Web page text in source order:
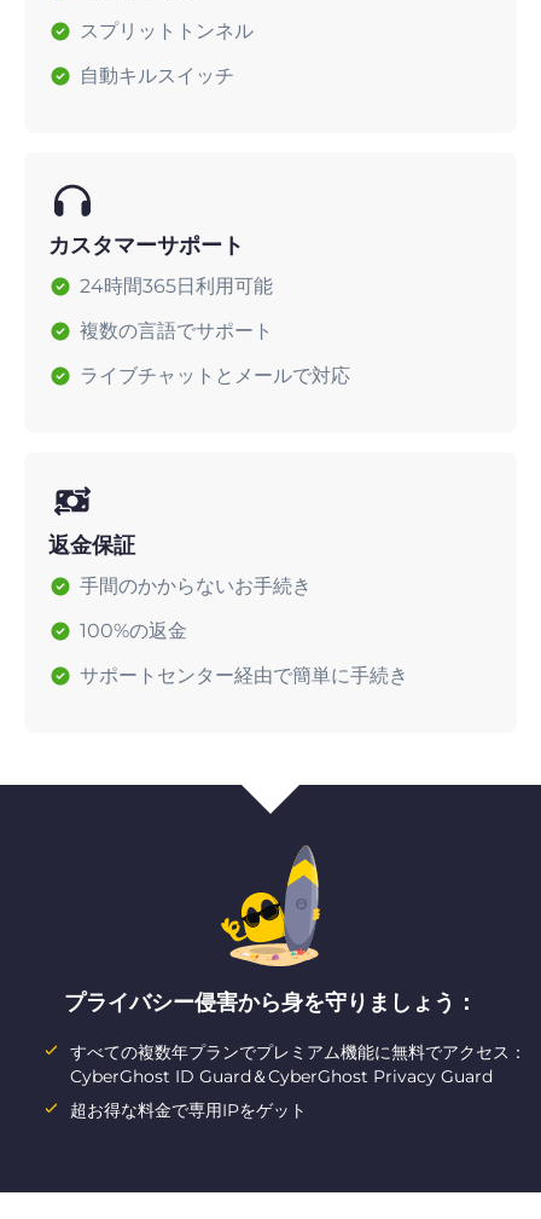
スプリットトンネル
自動キルスイッチ
カスタマーサポート
24時間365日利用可能
複数の言語でサポート
ライブチャットとメールで対応
返金保証
手間のかからないお手続き
100%の返金
サポートセンター経由で簡単に手続き
プライバシー侵害から身を守りましょう：
すべての複数年プランでプレミアム機能に無料でアクセス：
CyberGhost ID Guard＆CyberGhost Privacy Guard
超お得な料金で専用IPをゲット